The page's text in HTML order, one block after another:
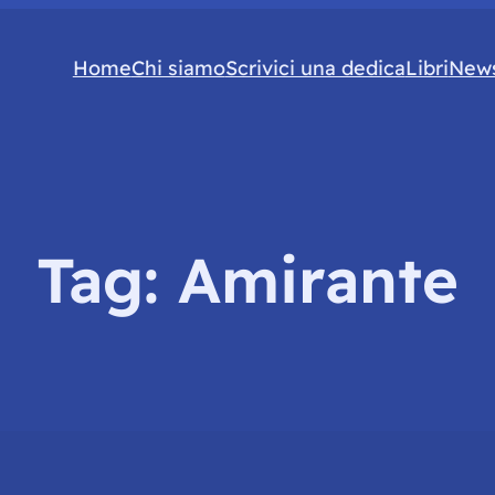
HomeChi siamoScrivici una dedicaLibri
Tag: Amirante